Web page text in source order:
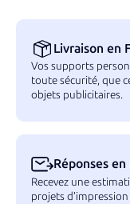
Livraison en
Vos supports
toute sécurité, que
objets publicitaires.
Réponses
Recevez une
projets